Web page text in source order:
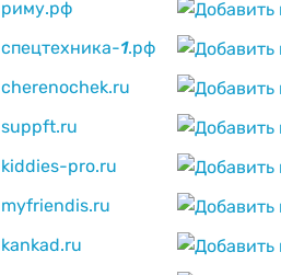
риму.рф
спецтехника-1.рф
cherenochek.ru
suppft.ru
kiddies-pro.ru
myfriendis.ru
kankad.ru